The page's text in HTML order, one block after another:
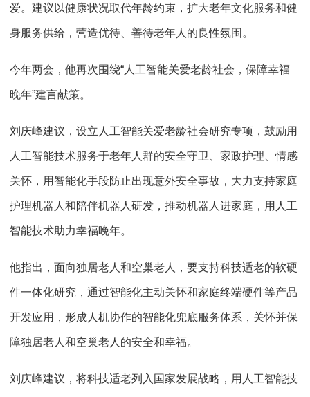
爱。建议以健康状况取代年龄约束，扩大老年文化服务和健
身服务供给，营造优待、善待老年人的良性氛围。
今年两会，他再次围绕“人工智能关爱老龄社会，保障幸福
晚年”建言献策。
刘庆峰建议，设立人工智能关爱老龄社会研究专项，鼓励用
人工智能技术服务于老年人群的安全守卫、家政护理、情感
关怀，用智能化手段防止出现意外安全事故，大力支持家庭
护理机器人和陪伴机器人研发，推动机器人进家庭，用人工
智能技术助力幸福晚年。
他指出，面向独居老人和空巢老人，要支持科技适老的软硬
件一体化研究，通过智能化主动关怀和家庭终端硬件等产品
开发应用，形成人机协作的智能化兜底服务体系，关怀并保
障独居老人和空巢老人的安全和幸福。
刘庆峰建议，将科技适老列入国家发展战略，用人工智能技